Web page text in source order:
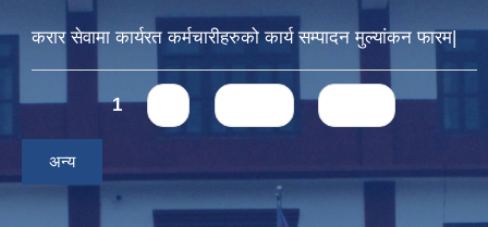
करार सेवामा कार्यरत कर्मचारीहरुको कार्य सम्पादन मुल्यांकन फारम|
Pages1
अन्य